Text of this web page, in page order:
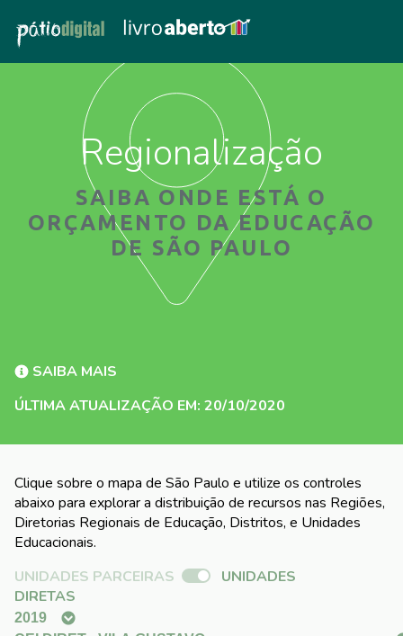
Regionalização
SAIBA ONDE ESTÁ O
ORÇAMENTO DA EDUCAÇÃO
DE SÃO PAULO
SAIBA MAIS
ÚLTIMA ATUALIZAÇÃO EM: 20/10/2020
Clique sobre o mapa de São Paulo e utilize os controles
abaixo para explorar a distribuição de recursos nas Regiões,
Diretorias Regionais de Educação, Distritos, e Unidades
Educacionais.
UNIDADES PARCEIRAS
UNIDADES
DIRETAS